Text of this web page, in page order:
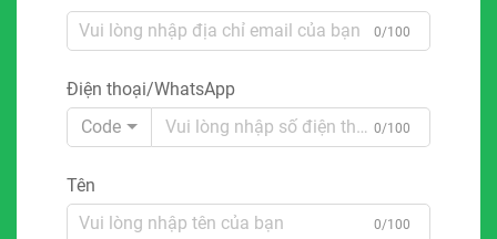
0/100
Điện thoại/WhatsApp
Code
0/100
Tên
0/100